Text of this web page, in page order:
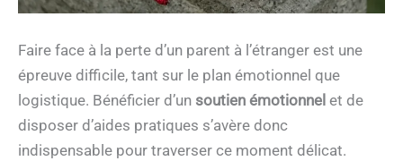
Faire face à la perte d’un parent à l’étranger est une
épreuve difficile, tant sur le plan émotionnel que
logistique. Bénéficier d’un soutien émotionnel et de
disposer d’aides pratiques s’avère donc
indispensable pour traverser ce moment délicat.